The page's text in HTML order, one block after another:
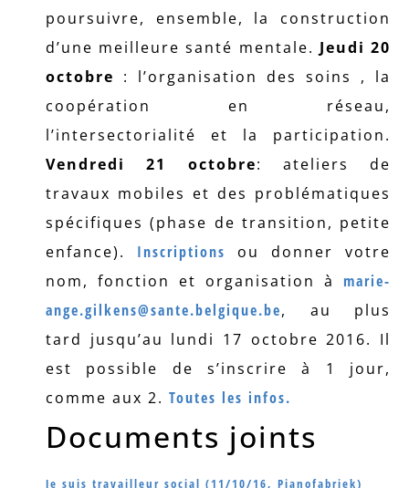
poursuivre, ensemble, la construction
d’une meilleure santé mentale. Jeudi 20
octobre : l’organisation des soins , la
coopération en réseau,
l’intersectorialité et la participation.
Vendredi 21 octobre: ateliers de
travaux mobiles et des problématiques
spécifiques (phase de transition, petite
enfance). Inscriptions ou donner votre
nom, fonction et organisation à marie-
ange.gilkens@sante.belgique.be, au plus
tard jusqu’au lundi 17 octobre 2016. Il
est possible de s’inscrire à 1 jour,
comme aux 2. Toutes les infos.
Documents joints
Je suis travailleur social (11/10/16, Pianofabriek)